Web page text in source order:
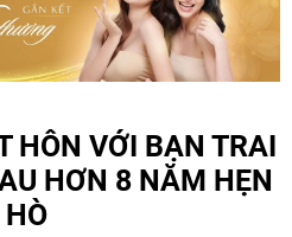
HÔN VỚI BẠN TRAI
HƠN 8 NĂM HẸN
HÒ